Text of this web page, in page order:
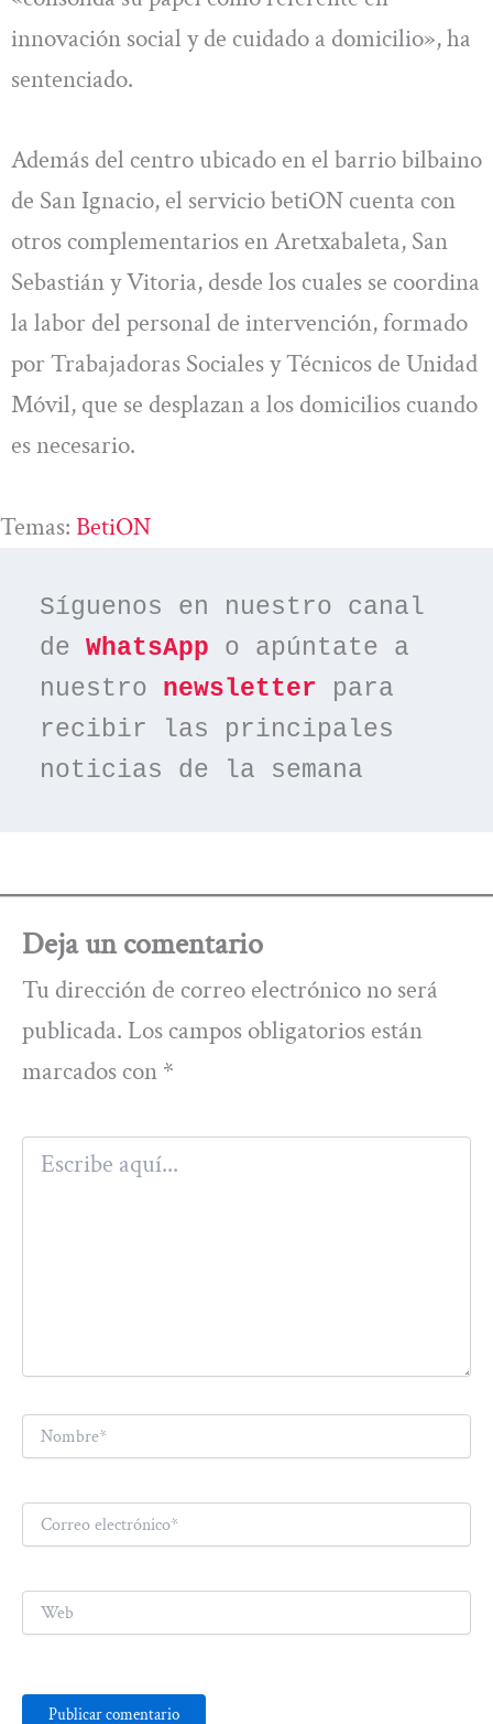
innovación social y de cuidado a domicilio», ha
sentenciado.
Además del centro ubicado en el barrio bilbaino
de San Ignacio, el servicio betiON cuenta con
otros complementarios en Aretxabaleta, San
Sebastián y Vitoria, desde los cuales se coordina
la labor del personal de intervención, formado
por Trabajadoras Sociales y Técnicos de Unidad
Móvil, que se desplazan a los domicilios cuando
es necesario.
Temas: BetiON
Síguenos en nuestro canal
de WhatsApp o apúntate a
nuestro newsletter para
recibir las principales
noticias de la semana
Deja un comentario
Tu dirección de correo electrónico no será
publicada. Los campos obligatorios están
marcados con *
Escribe
aquí...
electrónico*
Web